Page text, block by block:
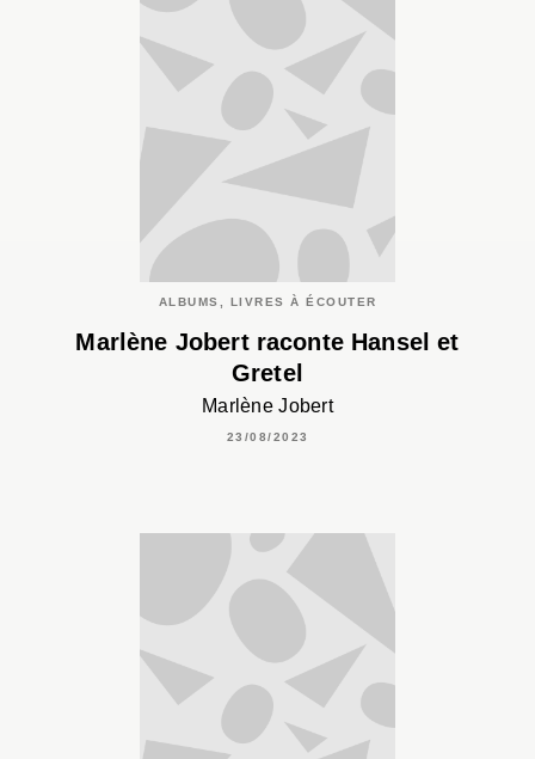
ALBUMS, LIVRES À ÉCOUTER
Marlène Jobert raconte Hansel et
Gretel
Marlène Jobert
23/08/2023